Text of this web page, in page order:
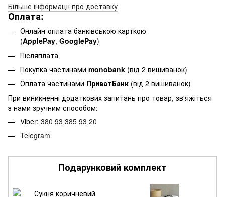
Більше інформації про доставку
Оплата:
Онлайн-оплата банківською карткою
(ApplePay, GooglePay)
Післяплата
Покупка частинами monobank (від 2 вишиванок)
Оплата частинами ПриватБанк (від 2 вишиванок)
При виникненні додаткових запитань про товар, зв'яжіться
з нами зручним способом:
Viber: 380 93 385 93 20
Telegram
Подарунковий комплект